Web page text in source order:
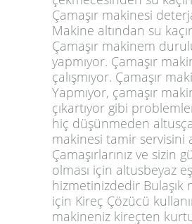
Çamaşır makinesi
Makine altından su
Çamaşır makinem
yapmıyor. Çamaşır
çalışmıyor. Çamaşır
Yapmıyor, çamaşır
çıkartıyor gibi
hiç düşünmeden
makinesi tamir servisini
Çamaşırlarınız ve sizin
olması için altusbeyaz
hizmetinizdedir Bulaşık
için Kireç Çözücü
makineniz kireçten